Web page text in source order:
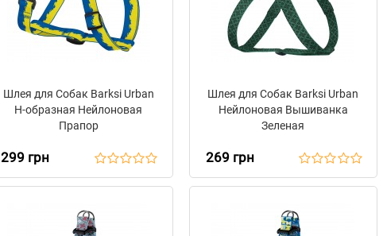
Шлея для Собак Barksi Urban
Н-образная Нейлоновая
Прапор
299 грн
Шлея для Собак Barksi Urban
Нейлоновая Вышиванка
Зеленая
269 грн